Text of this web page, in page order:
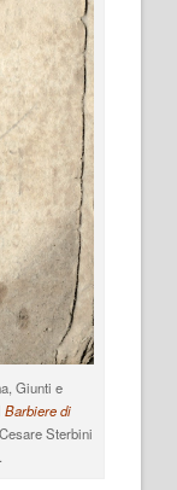
Giunti e
Barbiere di
Sterbini